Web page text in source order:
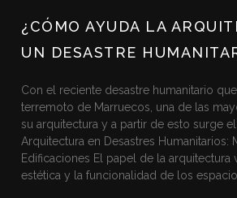
¿CÓMO AYUDA LA
UN DESASTRE
Con el reciente desastre humanitario
terremoto de Marruecos, una de las
su arquitectura y a partir de esto surge el
Arquitectura en Desastres Humanitarios:
Edificaciones El papel de la arquitectura
estética y la funcionalidad de los